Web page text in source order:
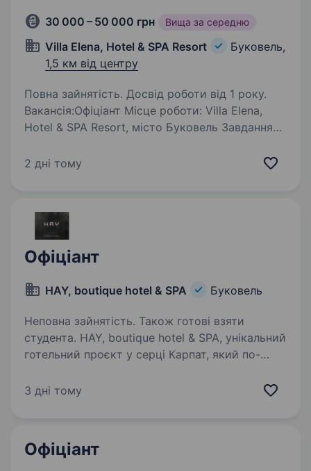
30 000 – 50 000 грн Вища за середню
Villa Elena, Hotel & SPA Resort
Буковель,
1,5 км від центру
Повна зайнятість. Досвід роботи від 1 року.
Вакансія:Офіціант Місце роботи: Villa Elena,
Hotel & SPA Resort, місто Буковель Завдання
в ресторані готелю Прийом замовлень і їх
2 дні тому
Офіціант
HAY, boutique hotel & SPA Буковель
Неповна зайнятість. Також готові взяти
студента. HAY, boutique hotel & SPA, унікальний
готельний проєкт у серці Карпат, який по-
та традицій. Наша місія — не просто створити
3 дні тому
Офіціант